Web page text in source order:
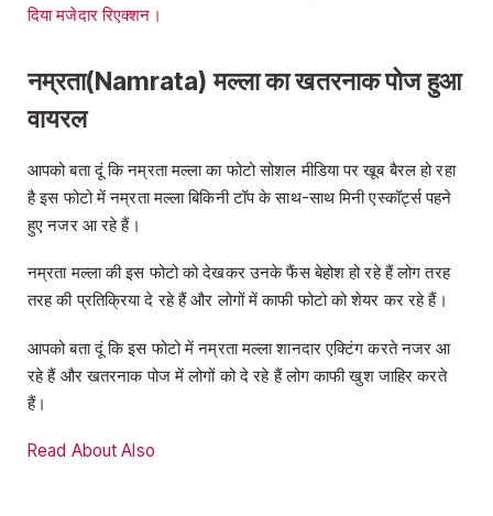
दिया मजेदार रिएक्शन।
नम्रता(Namrata) मल्ला का खतरनाक पोज हुआ
वायरल
आपको बता दूं कि नम्रता मल्ला का फोटो सोशल मीडिया पर खूब बैरल हो रहा
है इस फोटो में नम्रता मल्ला बिकिनी टॉप के साथ-साथ मिनी एस्कॉर्ट्स पहने
हुए नजर आ रहे हैं।
नम्रता मल्ला की इस फोटो को देखकर उनके फैंस बेहोश हो रहे हैं लोग तरह
तरह की प्रतिक्रिया दे रहे हैं और लोगों में काफी फोटो को शेयर कर रहे हैं।
आपको बता दूं कि इस फोटो में नम्रता मल्ला शानदार एक्टिंग करते नजर आ
रहे हैं और खतरनाक पोज में लोगों को दे रहे हैं लोग काफी खुश जाहिर करते
हैं।
Read About Also